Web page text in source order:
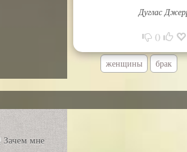
Дуглас
0
женщины брак
Зачем мне